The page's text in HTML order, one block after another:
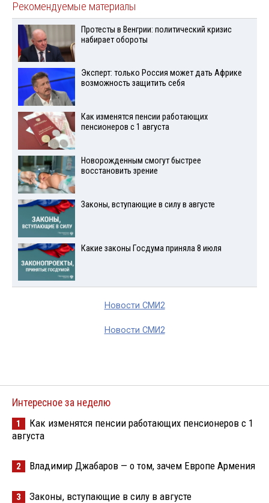
Рекомендуемые материалы
Протесты в Венгрии: политический кризис
набирает обороты
Эксперт: только Россия может дать Африке
возможность защитить себя
Как изменятся пенсии работающих
пенсионеров с 1 августа
Новорожденным смогут быстрее
восстановить зрение
Законы, вступающие в силу в августе
Какие законы Госдума приняла 8 июля
Новости СМИ2
Новости СМИ2
Интересное за неделю
1
Как изменятся пенсии работающих пенсионеров с 1
августа
2 Владимир Джабаров — о том, зачем Европе Армения
3 Законы, вступающие в силу в августе